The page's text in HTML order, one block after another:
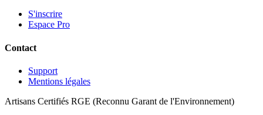
S'inscrire
Espace Pro
Contact
Support
Mentions légales
Artisans Certifiés RGE (Reconnu Garant de l'Environnement)